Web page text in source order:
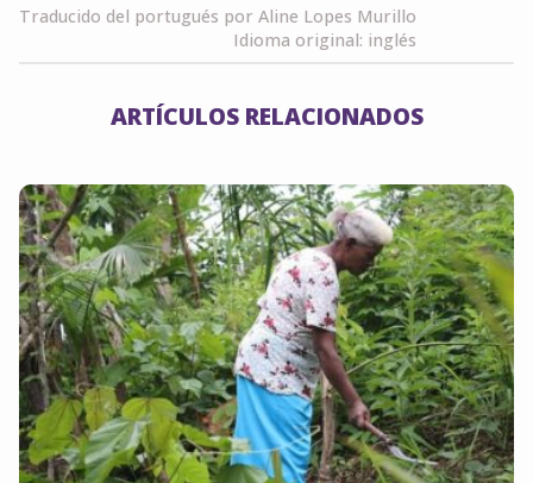
Traducido del portugués por Aline Lopes Murillo
Idioma original: inglés
ARTÍCULOS RELACIONADOS